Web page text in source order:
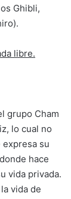
Ghibli,
libre.
grupo Cham
lo cual no
expresa su
hace
vida privada.
vida de